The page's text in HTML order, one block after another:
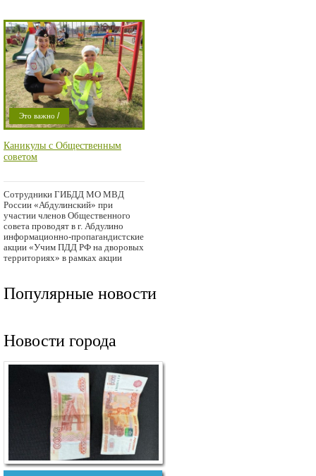
Это важно /
Проишествие
Каникулы с Общественным
советом
Сотрудники ГИБДД МО МВД
России «Абдулинский» при
участии членов Общественного
совета проводят в г. Абдулино
информационно-пропагандистские
акции «Учим ПДД РФ на дворовых
территориях» в рамках акции
Популярные новости
Новости города